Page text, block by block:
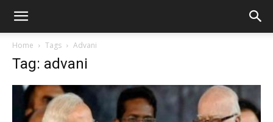
Home Tags Advani
Tag: advani